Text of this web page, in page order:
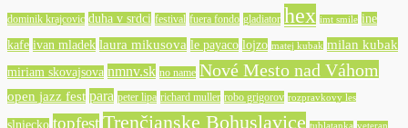
dominik krajcovic duha v srdci festival fuera fondo gladiator hex imt smile ine
kafe ivan mladek laura mikusova le payaco lojzo matej kubak milan kubak
miriam skovajsova nmnv.sk no name Nové Mesto nad Váhom
open jazz fest para peter lipa richard muller robo grigorov rozpravkovy les
slniecko topfestTrenčianske Bohuslavice tublatanka veteran